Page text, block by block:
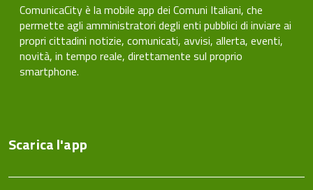
ComunicaCity è la mobile app dei Comuni Italiani, che
permette agli amministratori degli enti pubblici di inviare ai
propri cittadini notizie, comunicati, avvisi, allerta, eventi,
novità, in tempo reale, direttamente sul proprio
smartphone.
Scarica l'app